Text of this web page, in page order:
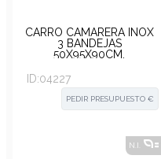
CARRO CAMARERA INOX
3 BANDEJAS
50X95X90CM.
ID:04227
PEDIR PRESUPUESTO €
N.I.